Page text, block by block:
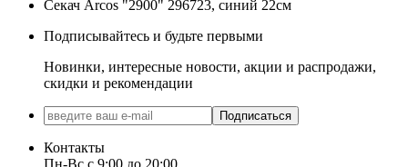
Секач Arcos "2900" 296723, синий 22см
Подписывайтесь и будьте первыми
Новинки, интересные новости, акции и распродажи,
скидки и рекомендации
Подписаться
Контакты
Пн-Вс с 9:00 до 20:00